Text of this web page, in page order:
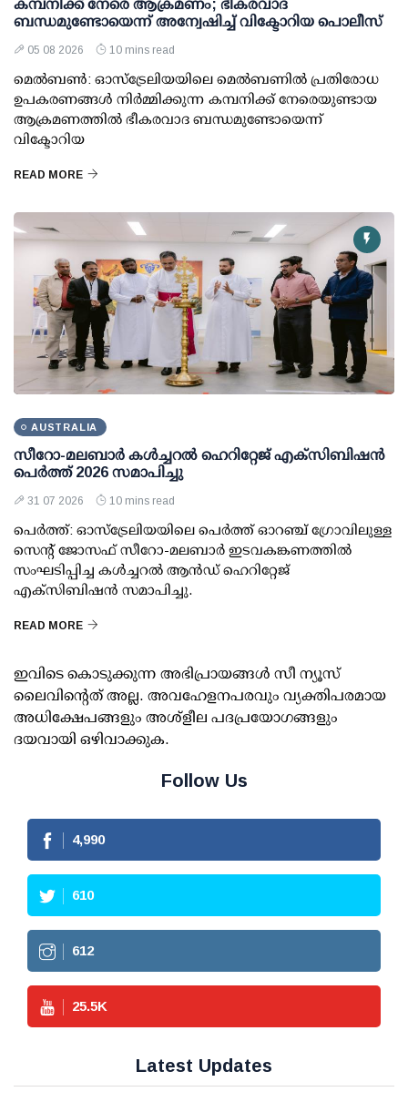
കമ്പനിക്ക് നേരെ ആക്രമണം; ഭീകരവാദ
ബന്ധമുണ്ടോയെന്ന് അന്വേഷിച്ച് വിക്ടോറിയ പൊലീസ്
05 08 2026 10 mins read
മെല്‍ബണ്‍: ഓസ്ട്രേലിയയിലെ മെല്‍ബണില്‍ പ്രതിരോധ
ഉപകരണങ്ങള്‍ നിര്‍മ്മിക്കുന്ന കമ്പനിക്ക് നേരെയുണ്ടായ
ആക്രമണത്തില്‍ ഭീകരവാദ ബന്ധമുണ്ടോയെന്ന്
വിക്ടോറിയ
READ MORE
AUSTRALIA
സീറോ-മലബാർ കൾച്ചറൽ ഹെറിറ്റേജ് എക്സിബിഷൻ
പെർത്ത് 2026 സമാപിച്ചു
31 07 2026 10 mins read
പെർത്ത്: ഓസ്ട്രേലിയയിലെ പെർത്ത് ഓറഞ്ച് ഗ്രോവിലുള്ള
സെന്റ് ജോസഫ് സീറോ-മലബാർ ഇടവകങ്കണത്തിൽ
സംഘടിപ്പിച്ച കൾച്ചറൽ ആൻഡ് ഹെറിറ്റേജ്
എക്സിബിഷൻ സമാപിച്ചു.
READ MORE
ഇവിടെ കൊടുക്കുന്ന അഭിപ്രായങ്ങള്‍ സീ ന്യൂസ്
ലൈവിന്റെത് അല്ല. അവഹേളനപരവും വ്യക്തിപരമായ
അധിക്ഷേപങ്ങളും അശ്‌ളീല പദപ്രയോഗങ്ങളും
ദയവായി ഒഴിവാക്കുക.
Follow Us
4,990
610
612
25.5K
Latest Updates